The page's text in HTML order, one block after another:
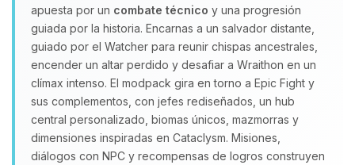
apuesta por un combate técnico y una progresión
guiada por la historia. Encarnas a un salvador distante,
guiado por el Watcher para reunir chispas ancestrales,
encender un altar perdido y desafiar a Wraithon en un
clímax intenso. El modpack gira en torno a Epic Fight y
sus complementos, con jefes rediseñados, un hub
central personalizado, biomas únicos, mazmorras y
dimensiones inspiradas en Cataclysm. Misiones,
diálogos con NPC y recompensas de logros construyen